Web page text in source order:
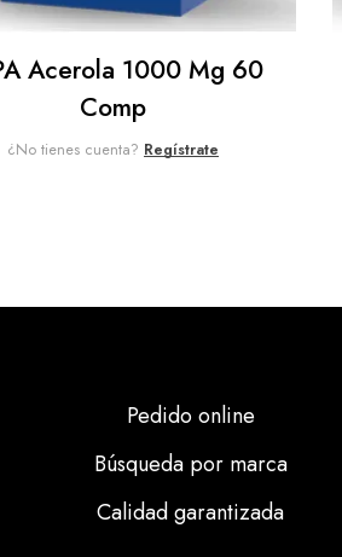
Acerola 1000 Mg 60
Comp
¿No tienes cuenta? Regístrate
Pedido online
Búsqueda por marca
Calidad garantizada